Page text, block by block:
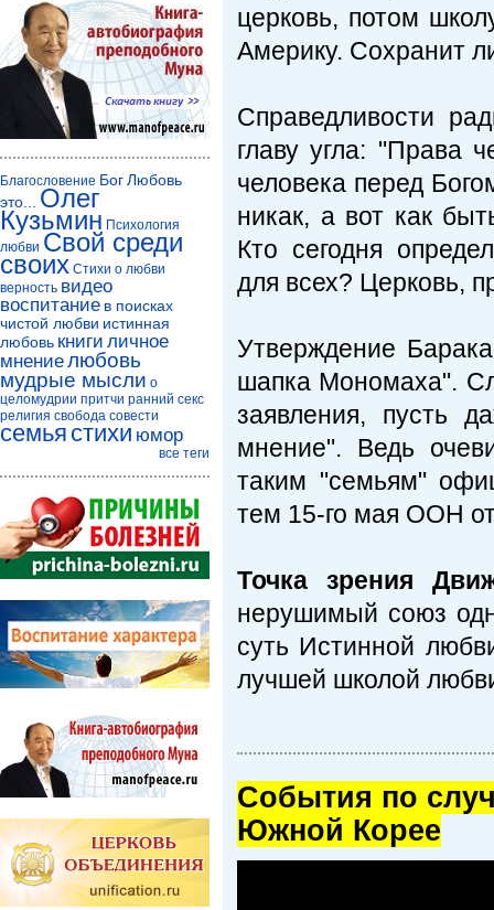
церковь, потом
Америку. Сохранит
Справедливости
главу угла: "Права
человека перед
никак, а вот как
Кто сегодня
для всех? Церковь,
Утверждение
шапка Мономаха".
заявления, пусть
мнение". Ведь
таким "семьям"
тем 15-го мая ООН
Точка зрения
нерушимый союз
суть Истинной
лучшей школой
Cобытия по
Южной Корее
Благословение БогЛюбовь
это...
Олег
Кузьмин Психология
любви Свой среди
своих Стихи о любви
верность видео
воспитание в поисках
чистой любви истинная
любовь книги личное
мнениелюбовь
мудрые мысли о
целомудрии притчи ранний секс
религия свобода совести
семья стихи юмор
все теги